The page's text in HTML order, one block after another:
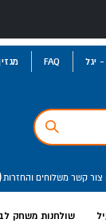
יגל FAQ
צור קשר משלוחים והחזרות
שולחנות משחק